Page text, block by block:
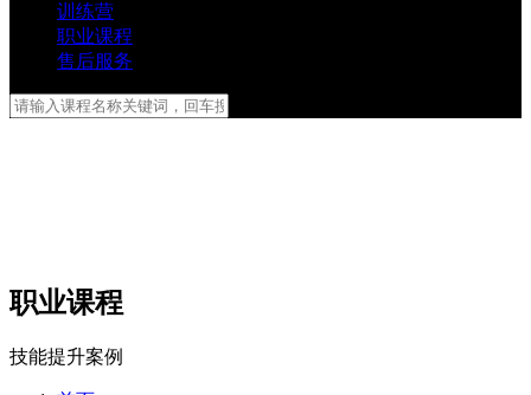
训练营
职业课程
售后服务
职业课程
技能提升案例